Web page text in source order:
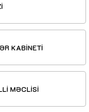
KABİNETİ
MƏCLİSİ